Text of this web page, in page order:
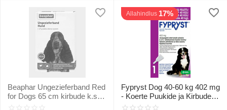
Beaphar Ungezieferband Red
for Dogs 65 cm kirbude k.s.
Allahindlus 17%
Fypryst Dog 40-60 kg 402 mg
- Koerte Puukide ja Kirbude
Ennetamiseks ja Raviks